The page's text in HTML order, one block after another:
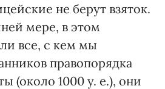
не берут взяток.
мере, в этом
все, с кем мы
правопорядка
(около 1000 у. е.), они